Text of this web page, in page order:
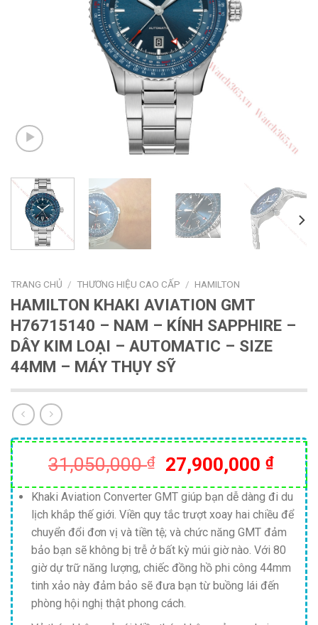
TRANG CHỦ / THƯƠNG HIỆU CAO CẤP / HAMILTON
HAMILTON KHAKI AVIATION GMT
H76715140 – NAM – KÍNH SAPPHIRE –
DÂY KIM LOẠI – AUTOMATIC – SIZE
44MM – MÁY THỤY SỸ
31,050,000₫
Giá
gốc
là:
31,050,000 ₫.
27,900,000 ₫Giá
hiện
tại
là:
Khaki Aviation Converter GMT giúp bạn dễ dàng đi du
lịch khắp thế giới. Viền quy tắc trượt xoay hai chiều để
chuyển đổi đơn vị và tiền tệ; và chức năng GMT đảm
bảo bạn sẽ không bị trễ ở bất kỳ múi giờ nào. Với 80
giờ dự trữ năng lượng, chiếc đồng hồ phi công 44mm
tinh xảo này đảm bảo sẽ đưa bạn từ buồng lái đến
phòng hội nghị thật phong cách.